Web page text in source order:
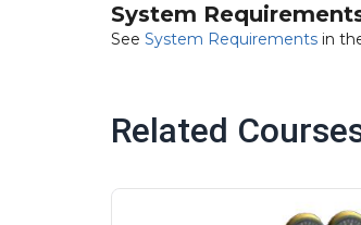
System
See System Requirements in
Related